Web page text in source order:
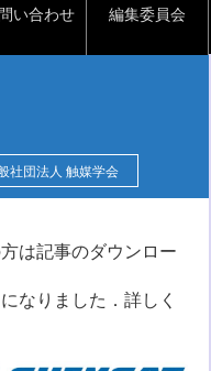
い合わせ 編集委員会
社団法人 触媒学会
は記事のダウンロー
なりました．詳しく